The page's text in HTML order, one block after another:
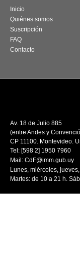
Inicio
Quiénes somos
Suscripción
FAQ
Contacto
Av. 18 de Julio 885
(entre Andes y
CP 11100. Montevideo.
Tel: [598 2] 1950 7960
Mail: CdF@imm.gub.uy
Lunes, miércoles,
Martes: de 10 a 21 h.